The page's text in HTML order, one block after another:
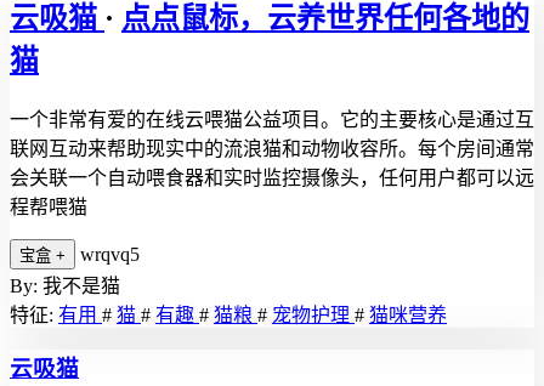
云吸猫 · 点点鼠标，云养世界任何各地的
猫
一个非常有爱的在线云喂猫公益项目。它的主要核心是通过互
联网互动来帮助现实中的流浪猫和动物收容所。每个房间通常
会关联一个自动喂食器和实时监控摄像头，任何用户都可以远
程帮喂猫
宝盒 +
wrqvq5
By: 我不是猫
特征: 有用 # 猫 # 有趣 # 猫粮 # 宠物护理 # 猫咪营养
云吸猫